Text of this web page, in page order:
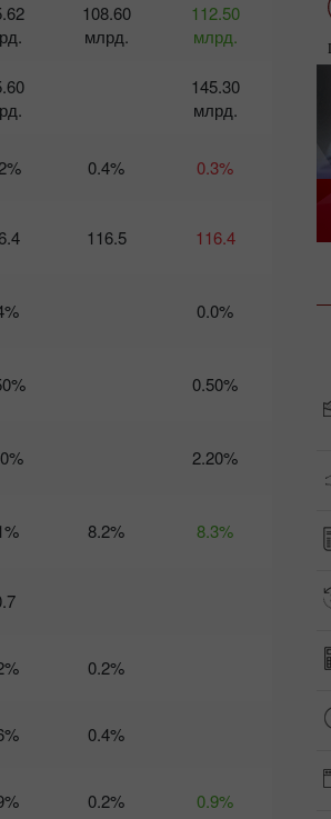
наступают
нелегкие
09:07 2025-
трейдера на 6
марта: Трамп
США – доллару
марта:
угрожает
10:28 2025-
108.60
млрд.
112.50
млрд.
145.30
млрд.
0.4% 0.3%
116.5 116.4
0.0%
0.50%
2.20%
8.2% 8.3%
0.2%
0.4%
0.2% 0.9%